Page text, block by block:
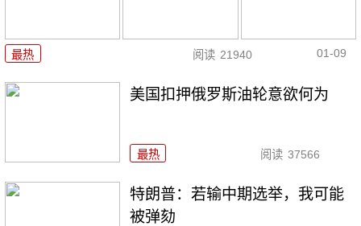
最热 阅读 21940 01-09
美国扣押俄罗斯油轮意欲何为
最热 阅读 37566
特朗普：若输中期选举，我可能
被弹劾